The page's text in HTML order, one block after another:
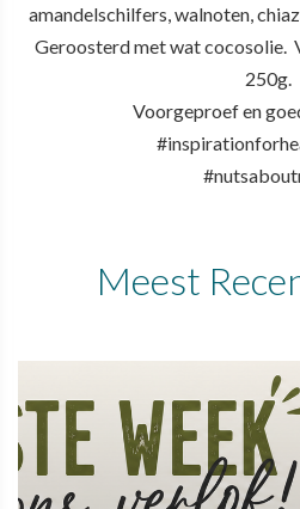
amandelschilfers, walnoten,
Geroosterd met wat cocosolie.
250g.
Voorgeproef en
Meest